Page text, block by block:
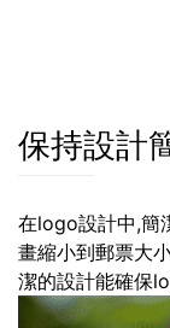
保持設計
在logo設計中,簡
畫縮小到郵票大
潔的設計能確保